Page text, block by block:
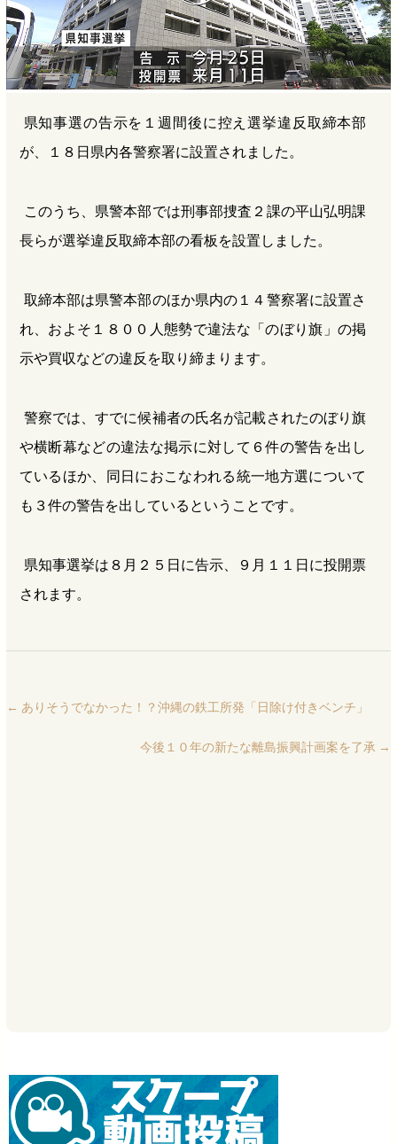
県知事選の告示を１週間後に控え選挙違反取締本部
が、１８日県内各警察署に設置されました。
このうち、県警本部では刑事部捜査２課の平山弘明課
長らが選挙違反取締本部の看板を設置しました。
取締本部は県警本部のほか県内の１４警察署に設置さ
れ、およそ１８００人態勢で違法な「のぼり旗」の掲
示や買収などの違反を取り締まります。
警察では、すでに候補者の氏名が記載されたのぼり旗
や横断幕などの違法な掲示に対して６件の警告を出し
ているほか、同日におこなわれる統一地方選について
も３件の警告を出しているということです。
県知事選挙は８月２５日に告示、９月１１日に投開票
されます。
← ありそうでなかった！？沖縄の鉄工所発「日除け付きベンチ」
今後１０年の新たな離島振興計画案を了承 →